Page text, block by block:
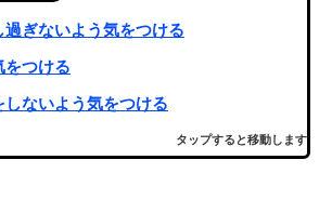
ぎないよう気をつける
つける
ないよう気をつける
タップすると移動します